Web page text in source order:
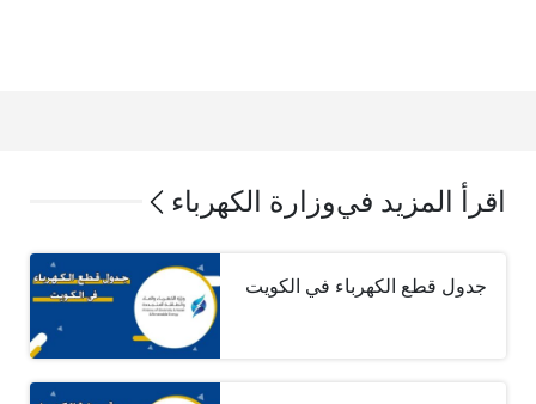
اقرأ المزيد فيوزارة الكهرباء
جدول قطع الكهرباء في الكويت